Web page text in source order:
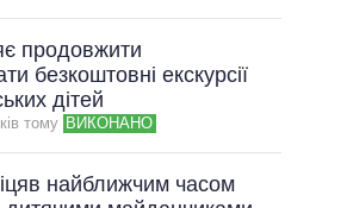
продовжити
безкоштовні екскурсії
дітей
тому ВИКОНАНО
найближчим часом